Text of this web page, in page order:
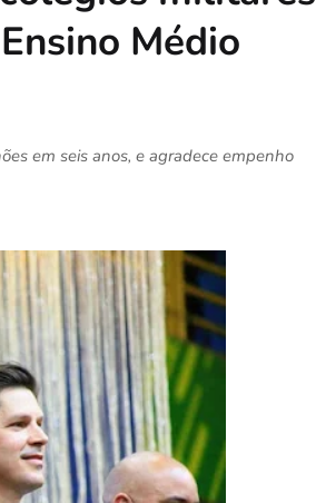
Médio
em seis anos, e agradece empenho